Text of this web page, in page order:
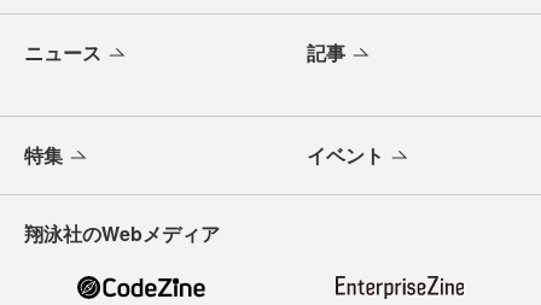
ニュース 記事
特集 イベント
翔泳社のWebメディア